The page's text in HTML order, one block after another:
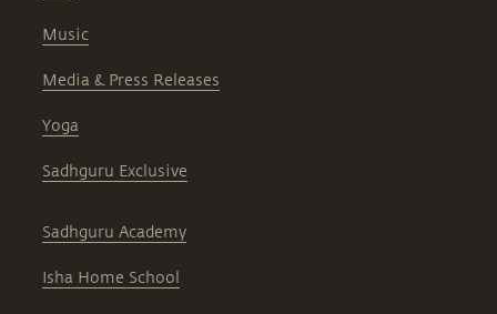
Music
Media & Press Releases
Yoga
Sadhguru Exclusive
Sadhguru Academy
Isha Home School